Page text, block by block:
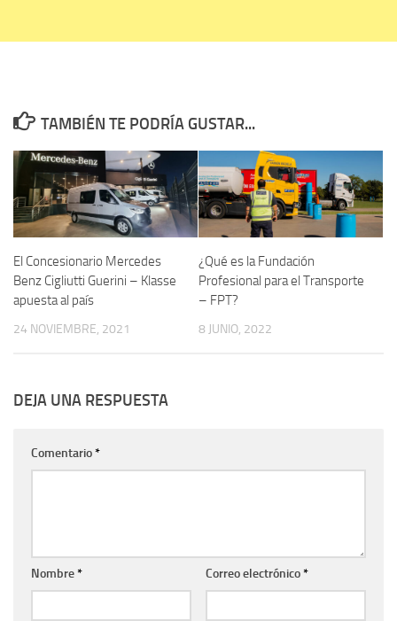
TAMBIÉN TE PODRÍA GUSTAR...
El Concesionario Mercedes
Benz Cigliutti Guerini – Klasse
apuesta al país
24 NOVIEMBRE, 2021
¿Qué es la Fundación
Profesional para el Transporte
– FPT?
8 JUNIO, 2022
DEJA UNA RESPUESTA
Comentario*
Nombre* Correo electrónico*